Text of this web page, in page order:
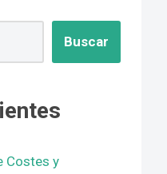
Buscar
Costes y